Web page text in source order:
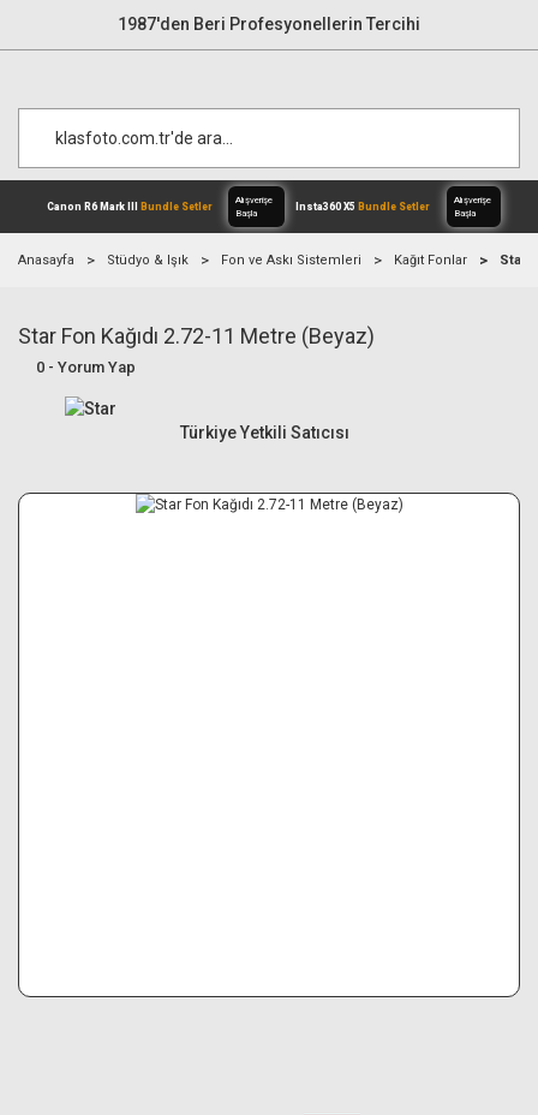
1987'den Beri Profesyonellerin Tercihi
Canon R6 Mark III Bundle Setler
Anasayfa Stüdyo & Işık Fon ve Askı Sistemleri Kağıt Fonlar Star
Star Fon Kağıdı 2.72-11 Metre (Beyaz)
0 - Yorum Yap
Türkiye Yetkili Satıcısı